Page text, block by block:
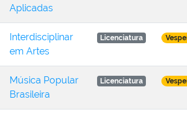
Aplicadas
Interdisciplinar
em Artes
Licenciatura
Música Popular
Brasileira
Licenciatura